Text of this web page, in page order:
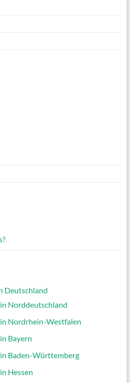
Deutschland
Norddeutschland
Nordrhein-Westfalen
Bayern
Baden-Württemberg
Hessen